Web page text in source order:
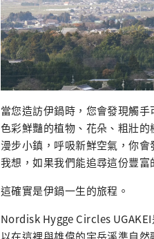
當您造訪伊鍋時，您會發現觸
色彩鮮豔的植物、花朵、粗壯的
漫步小鎮，呼吸新鮮空氣，你會
我想，如果我們能追尋這份豐
這確實是伊鍋一生的旅程。
Nordisk Hygge Circles
以在這裡與雄偉的宇岳溪準自